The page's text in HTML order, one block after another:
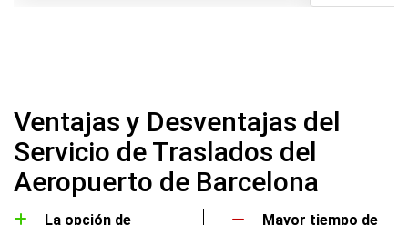
Ventajas y Desventajas del
Servicio de Traslados del
Aeropuerto de Barcelona
La opción de
Mayor tiempo de